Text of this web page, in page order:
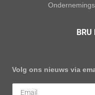
Volg ons nieuws via